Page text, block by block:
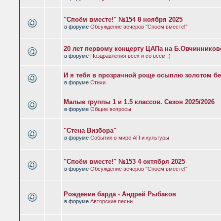
"Споём вместе!" №154 8 ноября 2025
в форуме Обсуждение вечеров "Споем вместе!"
20 лет первому концерту ЦАПа на
в форуме Поздравления всех и со всем :)
И я тебя в прозрачной роще осыплю золотом
в форуме Стихи
Малые группы 1 и 1.5 классов. Сезон 2025/2026
в форуме Общие вопросы
"Стена Визбора"
в форуме События в мире АП и культуры
"Споём вместе!" №153 4 октября 2025
в форуме Обсуждение вечеров "Споем вместе!"
Рождение барда - Андрей Рыбаков
в форуме Авторские песни